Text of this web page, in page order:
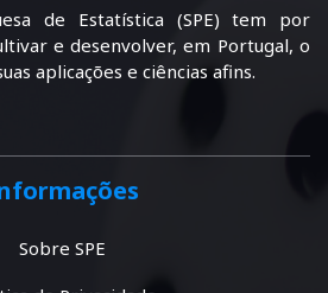
de Estatística (SPE) tem por
e desenvolver, em Portugal, o
aplicações e ciências afins.
Sobre SPE